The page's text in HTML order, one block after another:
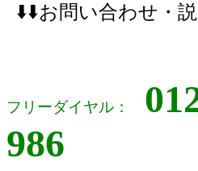
⬇️⬇️お問い合わせ・
フリーダイヤル：
986